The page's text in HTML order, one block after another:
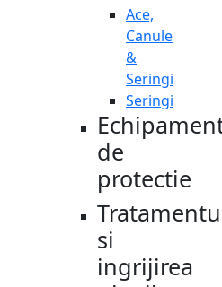
Ace,
Canule
&
Seringi
Seringi
de
protectie
si
ingrijirea